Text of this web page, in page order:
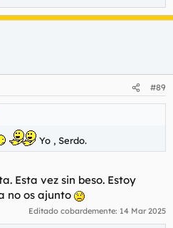
#89
Yo , Serdo.
Esta vez sin beso. Estoy
no os ajunto
Editado cobardemente: 14 Mar 2025